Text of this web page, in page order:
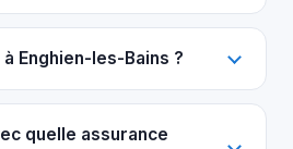
Enghien-les-Bains ?
quelle assurance